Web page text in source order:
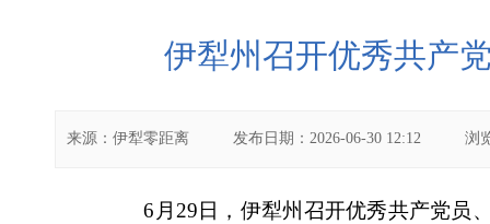
伊犁州召开优秀共产
来源： 伊犁零距离 发布日期： 2026-06-30 12:12 浏
6月29日，伊犁州召开优秀共产党员